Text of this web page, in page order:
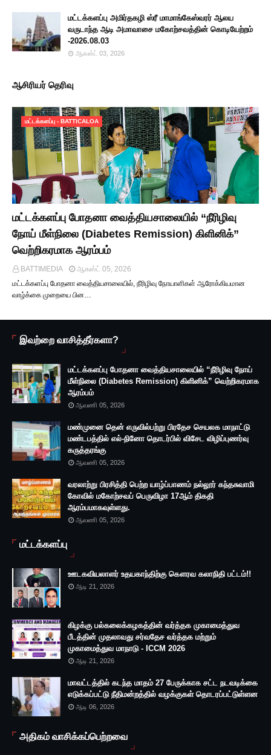
மட்டக்களப்பு அமிர்தகழி ஸ்ரீ மாமாங்கேஸ்வரர் ஆலய
வருடாந்த ஆடி அமாவாசை மகோற்சவத்தின் கொடியேற்றம்
-2026.08.03
ஆகஸ்ட் 03, 2026
ஆசிரியர் தெரிவு
மட்டக்களப்பு - BATTICALOA
மட்டக்களப்பு போதனா வைத்தியசாலையில் “நீரிழிவு
நோய் மீள்நிலை (Diabetes Remission) கிளினிக்”
வெற்றிகரமாக ஆரம்பம்
BATTIMEDIA
ஆகஸ்ட் 05, 2026
மட்டக்களப்பு போதனா வைத்தியசாலையில், நீரிழிவு நோயாளிகள் ஆரோக்கியமான
வாழ்க்கை முறையை பின…
இவற்றை வாசித்தீர்களா?
மட்டக்களப்பு போதனா வைத்தியசாலையில் “நீரிழிவு நோய்
மீள்நிலை (Diabetes Remission) கிளினிக்” வெற்றிகரமாக
ஆரம்பம்
ஆவணி 05, 2026
மண்முனை தென் எருவில்பற்று பிரதேச செயலக மாநாட்டு
மண்டபத்தில் எல்-நினோ தொடர்பில் விசேட விழிப்புணர்வு
கருத்தரங்கு
ஆவணி 05, 2026
வரலாற்று பிரசித்தி பெற்ற யாழ்ப்பாணம் நல்லூர் கந்தசுவாமி
கோவில் மகோற்சவப் பெருவிழா 17ஆம் திகதி
ஆரம்பமாகவுள்ளது.
ஆவணி 05, 2026
மட்டக்களப்பு
ஊடகவியலாளர் உதயகாந்திற்கு கௌரவ கலாநிதி பட்டம்!!
ஆடி 21, 2026
கிழக்கு பல்கலைக்கழகத்தின் வர்த்தக முகாமைத்துவ
பீடத்தின் முதலாவது சர்வதேச வர்த்தக மற்றும்
முகாமைத்துவ மாநாடு - ICCM 2026
ஆடி 21, 2026
மாவட்டத்தில் கடந்த மாதம் 27 பேருக்காக சட்ட நடவடிக்கை
எடுக்கப்பட்டு நீதிமன்றத்தில் வழக்குகள் தொடரப்பட்டுள்ளன
ஆடி 06, 2026
அதிகம் வாசிக்கப்பெற்றவை